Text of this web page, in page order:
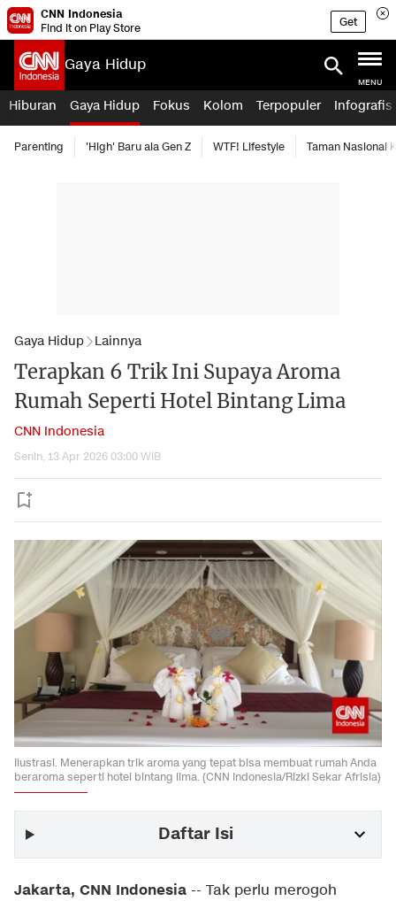
CNN Indonesia
Find it on Play Store
Get
Gaya Hidup
MENU
Hiburan Gaya Hidup Fokus Kolom Terpopuler Infografis
Parenting 'High' Baru ala Gen Z WTF! Lifestyle Taman Nasional
Gaya Hidup Lainnya
Terapkan 6 Trik Ini Supaya Aroma
Rumah Seperti Hotel Bintang Lima
CNN Indonesia
Senin, 13 Apr 2026 03:00 WIB
Ilustrasi. Menerapkan trik aroma yang tepat bisa membuat rumah Anda
beraroma seperti hotel bintang lima. (CNN Indonesia/Rizki Sekar Afrisia)
Daftar Isi
Jakarta, CNN Indonesia -- Tak perlu merogoh